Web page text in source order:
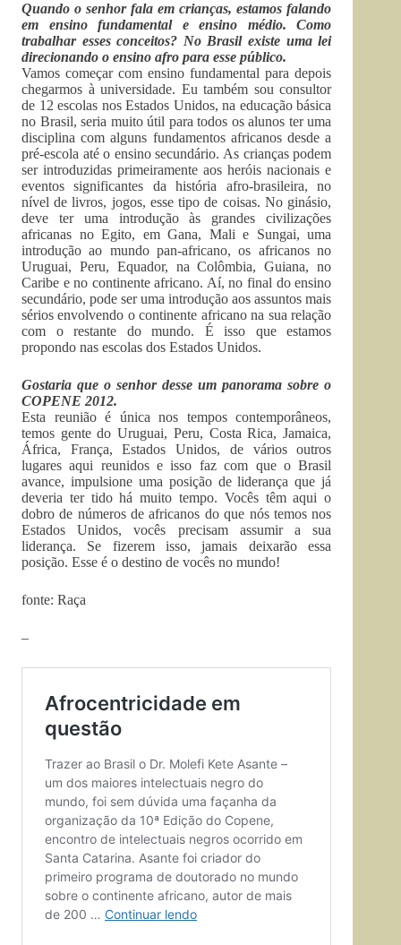
Quando o senhor fala em crianças, estamos falando
em ensino fundamental e ensino médio. Como
trabalhar esses conceitos? No Brasil existe uma lei
direcionando o ensino afro para esse público.
Vamos começar com ensino fundamental para depois
chegarmos à universidade. Eu também sou consultor
de 12 escolas nos Estados Unidos, na educação básica
no Brasil, seria muito útil para todos os alunos ter uma
disciplina com alguns fundamentos africanos desde a
pré-escola até o ensino secundário. As crianças podem
ser introduzidas primeiramente aos heróis nacionais e
eventos significantes da história afro-brasileira, no
nível de livros, jogos, esse tipo de coisas. No ginásio,
deve ter uma introdução às grandes civilizações
africanas no Egito, em Gana, Mali e Sungai, uma
introdução ao mundo pan-africano, os africanos no
Uruguai, Peru, Equador, na Colômbia, Guiana, no
Caribe e no continente africano. Aí, no final do ensino
secundário, pode ser uma introdução aos assuntos mais
sérios envolvendo o continente africano na sua relação
com o restante do mundo. É isso que estamos
propondo nas escolas dos Estados Unidos.
Gostaria que o senhor desse um panorama sobre o
COPENE 2012.
Esta reunião é única nos tempos contemporâneos,
temos gente do Uruguai, Peru, Costa Rica, Jamaica,
África, França, Estados Unidos, de vários outros
lugares aqui reunidos e isso faz com que o Brasil
avance, impulsione uma posição de liderança que já
deveria ter tido há muito tempo. Vocês têm aqui o
dobro de números de africanos do que nós temos nos
Estados Unidos, vocês precisam assumir a sua
liderança. Se fizerem isso, jamais deixarão essa
posição. Esse é o destino de vocês no mundo!
fonte: Raça
–